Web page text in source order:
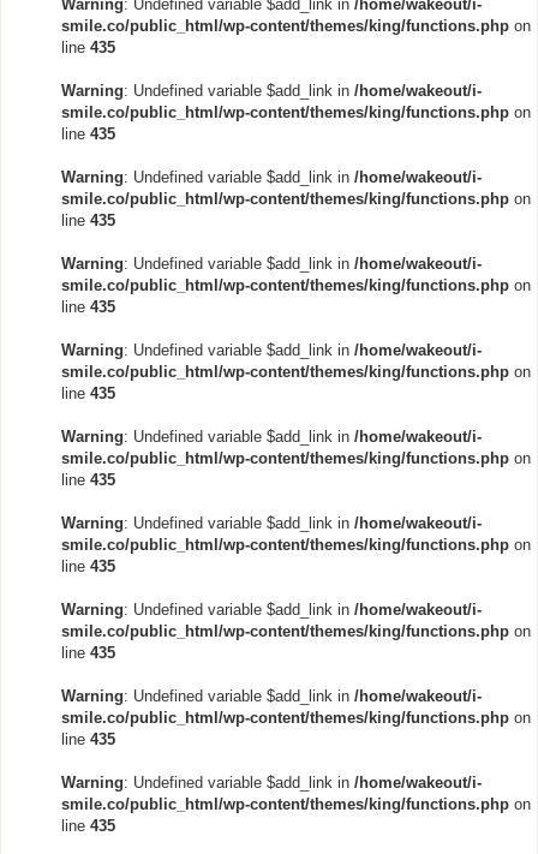
Warning: Undefined variable $add_link in /home/wakeout/i-
smile.co/public_html/wp-content/themes/king/functions.php on
line 435
Warning: Undefined variable $add_link in /home/wakeout/i-
smile.co/public_html/wp-content/themes/king/functions.php on
line 435
Warning: Undefined variable $add_link in /home/wakeout/i-
smile.co/public_html/wp-content/themes/king/functions.php on
line 435
Warning: Undefined variable $add_link in /home/wakeout/i-
smile.co/public_html/wp-content/themes/king/functions.php on
line 435
Warning: Undefined variable $add_link in /home/wakeout/i-
smile.co/public_html/wp-content/themes/king/functions.php on
line 435
Warning: Undefined variable $add_link in /home/wakeout/i-
smile.co/public_html/wp-content/themes/king/functions.php on
line 435
Warning: Undefined variable $add_link in /home/wakeout/i-
smile.co/public_html/wp-content/themes/king/functions.php on
line 435
Warning: Undefined variable $add_link in /home/wakeout/i-
smile.co/public_html/wp-content/themes/king/functions.php on
line 435
Warning: Undefined variable $add_link in /home/wakeout/i-
smile.co/public_html/wp-content/themes/king/functions.php on
line 435
Warning: Undefined variable $add_link in /home/wakeout/i-
smile.co/public_html/wp-content/themes/king/functions.php on
line 435